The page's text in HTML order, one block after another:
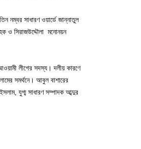
নম্বর সাধারণ ওয়ার্ডে জান্নাতুল
ও সিরাজউদ্দৌলা মনোনয়ন
লীগের সদস্য। দলীয় কারণে
সমর্থনে। আবুল বাশারের
যুগ্ম সাধারণ সম্পাদক আব্দুর